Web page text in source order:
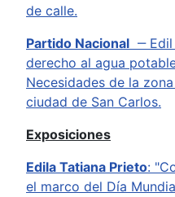
de calle.
Partido Nacional ‒ Edil
derecho al agua
Necesidades de la
ciudad de San Carlos.
Exposiciones
Edila Tatiana Prieto:
el marco del Día